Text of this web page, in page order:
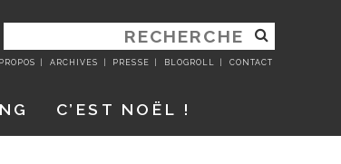
RECHERCHER
:
ARCHIVES PRESSE BLOGROLL CONTACT
C’EST NOËL !